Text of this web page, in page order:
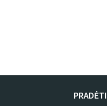
PRADĖTI